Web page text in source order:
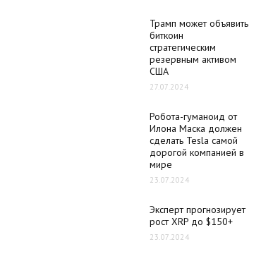
Трамп может объявить
биткоин
стратегическим
резервным активом
США
27.07.2024
Робота-гуманоид от
Илона Маска должен
сделать Tesla самой
дорогой компанией в
мире
23.07.2024
Эксперт прогнозирует
рост XRP до $150+
23.07.2024